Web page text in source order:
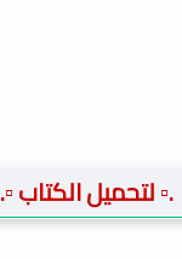
.▫️ لتحميل الكتاب ▫️.